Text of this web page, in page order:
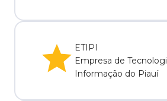
ETIPI
Empresa de
Informação do Piauí